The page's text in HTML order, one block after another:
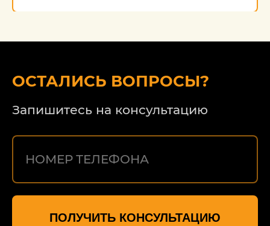
ОСТАЛИСЬ ВОПРОСЫ?
Запишитесь на консультацию
ПОЛУЧИТЬ КОНСУЛЬТАЦИЮ